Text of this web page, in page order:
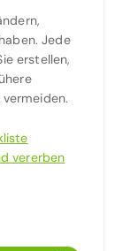
Jede
erstellen,
vererben